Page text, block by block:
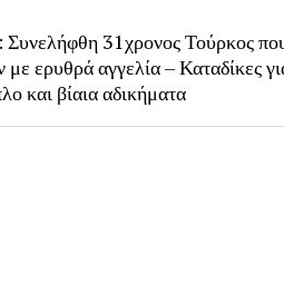
31χρονος Τούρκος
με ερυθρά αγγελία – Καταδίκες
και βίαια αδικήματα